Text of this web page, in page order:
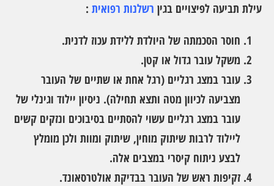
עילת תביעה לפיצויים בגין רשלנות רפואית :
חוסר הסכמתה של היולדת ללידת עכוז לדנית.
משקל עובר גדול או קטן.
עובר במצג רגליים (רגל אחת או שתיים של העובר
מצביעה לכיוון מטה ותצא תחילה). ניסיון יילוד וגינלי של
עובר במצג רגליים עשוי להסתיים בסיבוכים ונזקים קשים
ליילוד לרבות שיתוק מוחין, שיתוק ומוות ולכן מומלץ
לבצע ניתוח קיסרי במצבים אלה.
זקיפות ראש של העובר בבדיקת אולטרסאונד.